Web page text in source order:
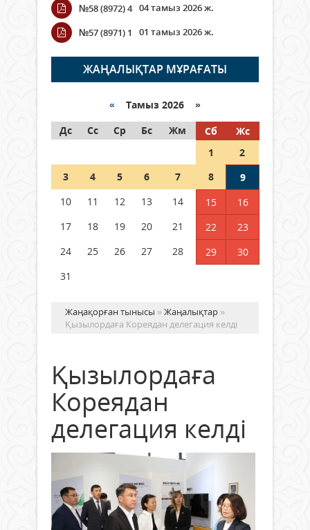
Wi-Fi ҚАБЫРҒА АРҚЫЛЫ ҚАЛАЙ
ӨТЕДІ?
06 тамыз 2026 ж. 273
граждане Казахстана,
05 тамыз 2026 ж. 154
Шетелде жүрген Қазақстан
азаматтары қалай дауыс бере
№58 (8972) 4 04 тамыз 2026 ж.
№57 (8971) 1
01 тамыз 2026 ж.
ЖАҢАЛЫҚТАР МҰРАҒАТЫ
« Тамыз 2026 »
Дс
Сс Ср Бс Жм Сб
Жс
1
2
3
4 5 6 7 8
9
10
11 12 13 14 15
16
17
18 19 20 21 22
23
24
25 26 27 28 29
30
31
Жаңақорған тынысы »Жаңалықтар »
Қызылордаға Кореядан делегация келді
Қызылордаға
Кореядан
делегация келді